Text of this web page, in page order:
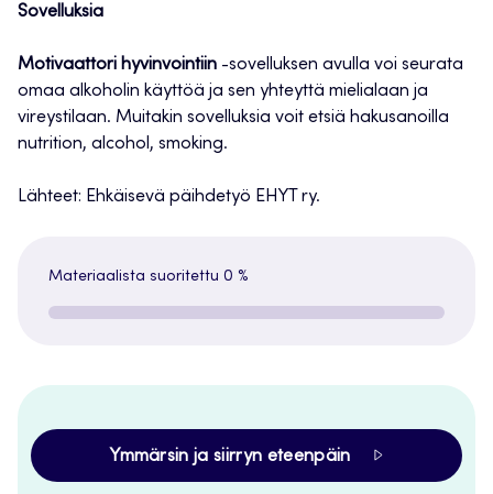
Sovelluksia
Motivaattori hyvinvointiin -sovelluksen avulla voi seurata
omaa alkoholin käyttöä ja sen yhteyttä mielialaan ja
vireystilaan. Muitakin sovelluksia voit etsiä hakusanoilla
nutrition, alcohol, smoking.
Lähteet: Ehkäisevä päihdetyö EHYT ry.
Materiaalista suoritettu 0 %
Ymmärsin ja siirryn eteenpäin